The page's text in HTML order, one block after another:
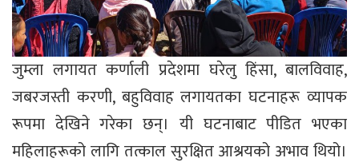
जुम्ला लगायत कर्णाली प्रदेशमा घरेलु हिंसा, बालविवाह,
जबरजस्ती करणी, बहुविवाह लगायतका घटनाहरू व्यापक
रूपमा देखिने गरेका छन्। यी घटनाबाट पीडित भएका
महिलाहरूको लागि तत्काल सुरक्षित आश्रयको अभाव थियो।